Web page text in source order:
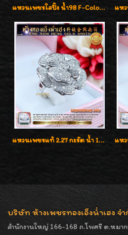
แหวนเพชรใสปิ๊ง น้ำ98 F-Color/VVS1 น้ำหนักเพชรรวม 2.56 กะรัต ใส่เต็มนิ้วเพชรเป็นน้ำเป็นเนื้อสวยมากๆค่ะ
แหวนเพชรแท้ 2.27 กะรัต น้ำ 100% เบลเยี่ยมคัท ลวดลายดอกกุหลาบหรู
บริษัท ห้างเพชรทองเอ็งน่ำเฮง จ
สำนักงานใหญ่ 166-168 ถ.โพศรี ต.หมา